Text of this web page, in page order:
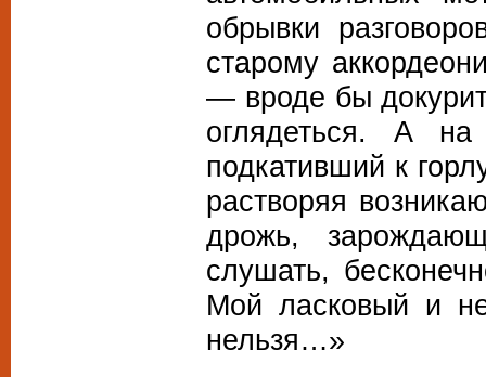
обрывки
старому
— вроде бы
оглядеться. А
подкативший к
растворяя
дрожь,
слушать,
Мой ласковый и
нельзя…»